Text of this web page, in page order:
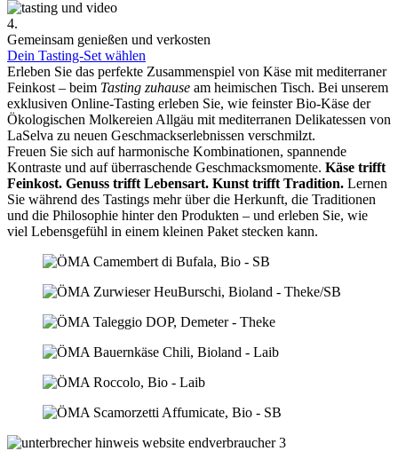
4.
Gemeinsam genießen und verkosten
Dein Tasting-Set wählen
Erleben Sie das perfekte Zusammenspiel von Käse mit mediterraner
Feinkost – beim Tasting zuhause am heimischen Tisch. Bei unserem
exklusiven Online-Tasting erleben Sie, wie feinster Bio-Käse der
Ökologischen Molkereien Allgäu mit mediterranen Delikatessen von
LaSelva zu neuen Geschmackserlebnissen verschmilzt.
Freuen Sie sich auf harmonische Kombinationen, spannende
Kontraste und auf überraschende Geschmacksmomente. Käse trifft
Feinkost. Genuss trifft Lebensart. Kunst trifft Tradition. Lernen
Sie während des Tastings mehr über die Herkunft, die Traditionen
und die Philosophie hinter den Produkten – und erleben Sie, wie
viel Lebensgefühl in einem kleinen Paket stecken kann.